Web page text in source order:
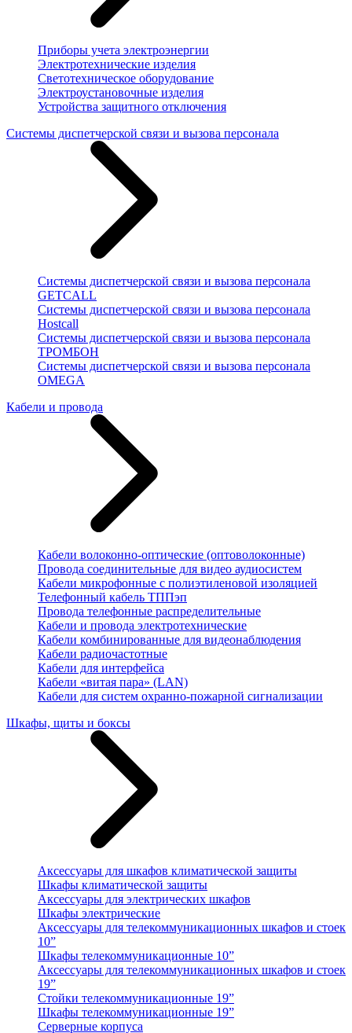
Приборы учета электроэнергии
Электротехнические изделия
Светотехническое оборудование
Электроустановочные изделия
Устройства защитного отключения
Системы диспетчерской связи и вызова персонала
Системы диспетчерской связи и вызова персонала
GETCALL
Системы диспетчерской связи и вызова персонала
Hostcall
Системы диспетчерской связи и вызова персонала
ТРОМБОН
Системы диспетчерской связи и вызова персонала
OMEGA
Кабели и провода
Кабели волоконно-оптические (оптоволоконные)
Провода соединительные для видео аудиосистем
Кабели микрофонные с полиэтиленовой изоляцией
Телефонный кабель ТППэп
Провода телефонные распределительные
Кабели и провода электротехнические
Кабели комбинированные для видеонаблюдения
Кабели радиочастотные
Кабели для интерфейса
Кабели «витая пара» (LAN)
Кабели для систем охранно-пожарной сигнализации
Шкафы, щиты и боксы
Аксессуары для шкафов климатической защиты
Шкафы климатической защиты
Аксессуары для электрических шкафов
Шкафы электрические
Аксессуары для телекоммуникационных шкафов и стоек
10”
Шкафы телекоммуникационные 10”
Аксессуары для телекоммуникационных шкафов и стоек
19”
Стойки телекоммуникационные 19”
Шкафы телекоммуникационные 19”
Серверные корпуса